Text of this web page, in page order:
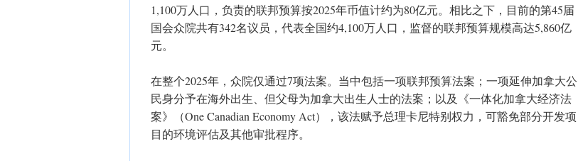
1,100万人口，负责的联邦预算按2025年币值计约为80亿元。相比之下，目前的第45届
国会众院共有342名议员，代表全国约4,100万人口，监督的联邦预算规模高达5,860亿
元。
在整个2025年，众院仅通过7项法案。当中包括一项联邦预算法案；一项延伸加拿大公
民身分予在海外出生、但父母为加拿大出生人士的法案；以及《一体化加拿大经济法
案》（One Canadian Economy Act），该法赋予总理卡尼特别权力，可豁免部分开发项
目的环境评估及其他审批程序。